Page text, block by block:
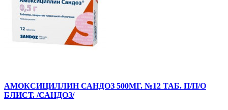
АМОКСИЦИЛЛИН САНДОЗ 500МГ. №12 ТАБ. П/П/О
БЛИСТ. /САНДОЗ/